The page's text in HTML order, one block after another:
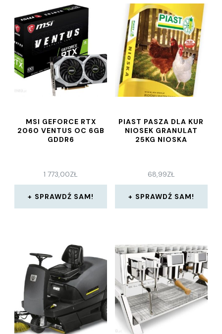
MSI GEFORCE RTX
2060 VENTUS OC 6GB
GDDR6
1 773,00ZŁ
SPRAWDŹ SAM!
PIAST PASZA DLA KUR
NIOSEK GRANULAT
25KG NIOSKA
68,99ZŁ
SPRAWDŹ SAM!